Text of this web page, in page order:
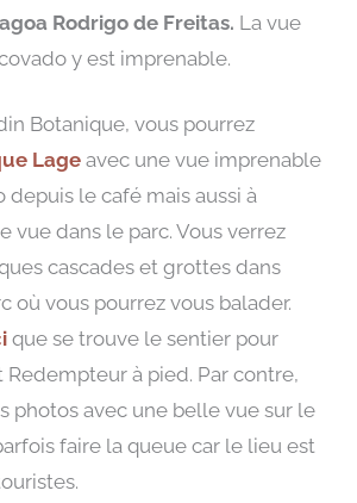
Rodrigo de Freitas. La vue
y est imprenable.
Botanique, vous pourrez
Lage avec une vue imprenable
depuis le café mais aussi à
vue dans le parc. Vous verrez
cascades et grottes dans
où vous pourrez vous balader.
que se trouve le sentier pour
Redempteur à pied. Par contre,
photos avec une belle vue sur le
faire la queue car le lieu est